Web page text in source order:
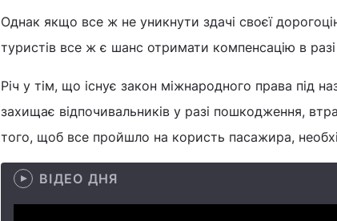
Однак якщо все ж не уникнути здачі своєї
туристів все ж є шанс отримати компенсацію в
Річ у тім, що існує закон міжнародного права під
захищає відпочивальників у разі пошкодження,
того, щоб все пройшло на користь пасажира,
ВІДЕО ДНЯ